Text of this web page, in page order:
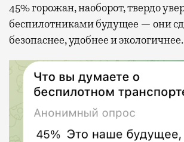
45% горожан, наоборот, твердо
беспилотниками будущее — они
безопаснее, удобнее и экологичнее.